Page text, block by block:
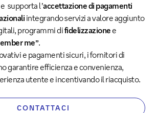
supporta l’accettazione di pagamenti
integrando servizi a valore aggiunto
programmi difidelizzazionee
me”.
e pagamenti sicuri, i fornitori di
garantire efficienza e convenienza,
utente e incentivando il riacquisto.
CONTATTACI